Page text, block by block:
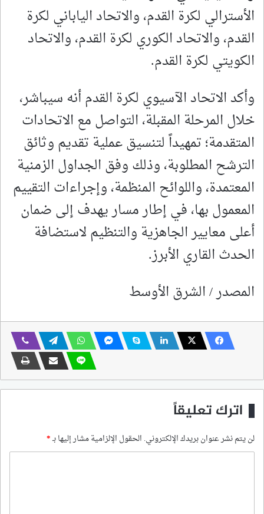
الأسترالي لكرة القدم، والاتحاد الياباني لكرة
القدم، والاتحاد الكوري لكرة القدم، والاتحاد
الكويتي لكرة القدم.
وأكد الاتحاد الآسيوي لكرة القدم أنه سيباشر،
خلال المرحلة المقبلة، التواصل مع الاتحادات
المتقدمة؛ تمهيداً لتنسيق عملية تقديم وثائق
الترشح المطلوبة، وذلك وفق الجداول الزمنية
المعتمدة، واللوائح المنظمة، وإجراءات التقييم
المعمول بها، في إطار مسار يهدف إلى ضمان
أعلى معايير الجاهزية والتنظيم لاستضافة
الحدث القاري الأبرز.
المصدر / الشرق الأوسط
اترك تعليقاً
لن يتم نشر عنوان بريدك الإلكتروني. الحقول الإلزامية مشار إليها بـ*